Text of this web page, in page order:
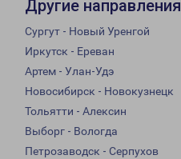
Другие направления
Сургут - Новый Уренгой
Иркутск - Ереван
Артем - Улан-Удэ
Новосибирск - Новокузнецк
Тольятти - Алексин
Выборг - Вологда
Петрозаводск - Серпухов